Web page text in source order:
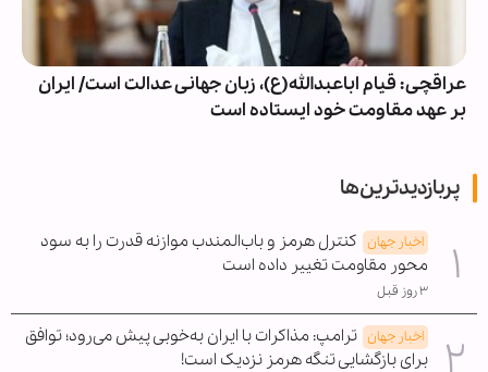
عراقچی: قیام اباعبدالله(ع)، زبان جهانی عدالت است/ ایران
بر عهد مقاومت خود ایستاده است
پربازدیدترین‌ها
اخبار جهان کنترل هرمز و باب‌المندب موازنه قدرت را به سود
محور مقاومت تغییر داده است
۳ روز قبل
اخبار جهان ترامپ: مذاکرات با ایران به‌خوبی پیش می‌رود؛ توافق
برای بازگشایی تنگه هرمز نزدیک است!